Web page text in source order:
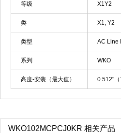
等级 X1Y2
类 X1, Y2
类型 AC Line
系列 WKO
高度-安装（最大值） 0.512"（
WKO102MCPCJ0KR 相关产品